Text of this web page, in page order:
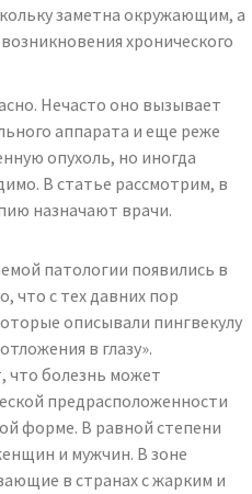
заметна окружающим, а
хронического
Нечасто оно вызывает
аппарата и еще реже
опухоль, но иногда
В статье рассмотрим, в
назначают врачи.
патологии появились в
что с тех давних пор
описывали пингвекулу
в глазу».
что болезнь может
предрасположенности
форме. В равной степени
и мужчин. В зоне
в странах с жарким и